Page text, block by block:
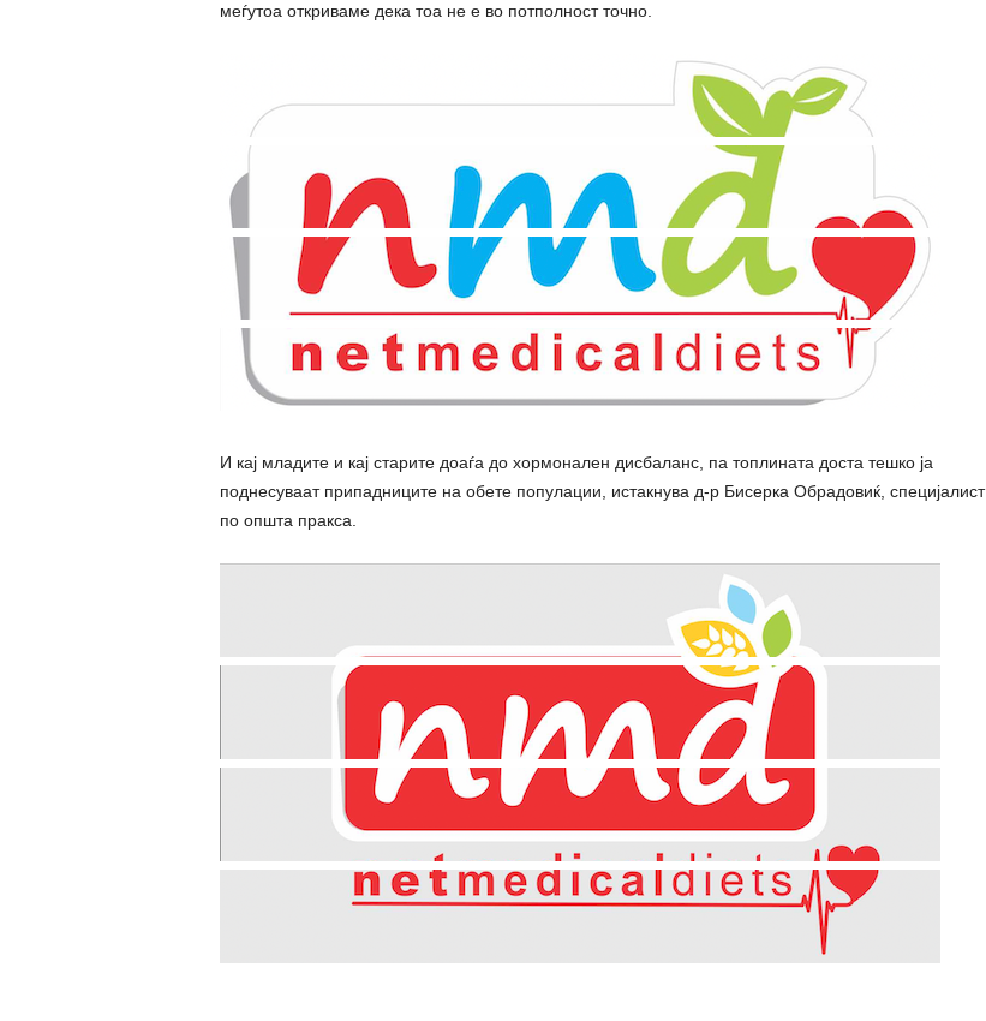
меѓутоа откриваме дека тоа не е во потполност точно.
И кај младите и кај старите доаѓа до хормонален дисбаланс, па топлината доста тешко ја
поднесуваат припадниците на обете популации, истакнува д-р Бисерка Обрадовиќ, специјалист
по општа пракса.